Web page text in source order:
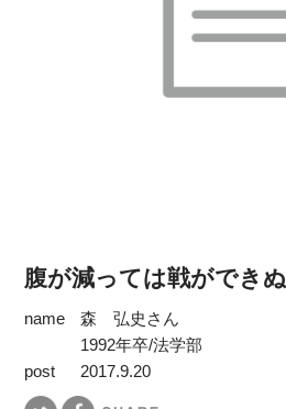
腹が減っては戦ができぬ
name
森 弘史さん
1992年卒/法学部
post
2017.9.20